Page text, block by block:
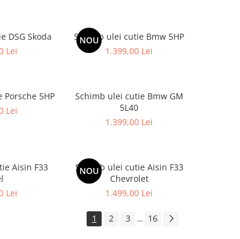
DSG Skoda
Lei
NOU
Schimb ulei cutie Bmw 5HP
1.399,00 Lei
5HP
Lei
Schimb ulei cutie Bmw GM
5L40
1.399,00 Lei
Aisin F33
Lei
NOU
Schimb ulei cutie Aisin F33
Chevrolet
1.499,00 Lei
1 2 3 ... 16